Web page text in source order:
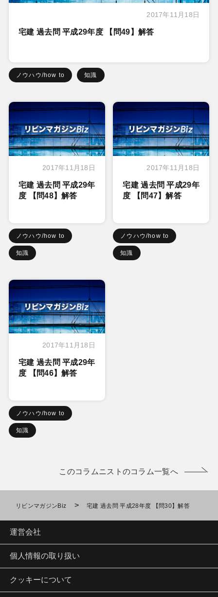
2017年11月18日
宅建 過去問 平成29年度 【問49】解答
ノウハウ/how to 知識
2017年11月18日
宅建 過去問 平成29年
度 【問48】解答
ノウハウ/how to
知識
2017年11月18日
宅建 過去問 平成29年
度 【問47】解答
ノウハウ/how to
知識
2017年11月18日
宅建 過去問 平成29年
度 【問46】解答
ノウハウ/how to
知識
このコラムニストのコラム一覧へ
リビンマガジンBiz > 宅建 過去問 平成28年度 【問30】解答
運営会社
個人情報の取り扱い
クッキーについて